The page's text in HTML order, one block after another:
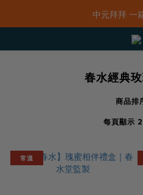
「一抹日嚐禮盒」早鳥限定
中元拜拜 一
新品上市｜春水鹹
春水經典
商品排
每頁顯示
常溫